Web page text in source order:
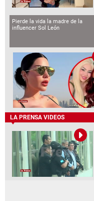
Pierde la vida la madre de la
influencer Sol León
LA PRENSA VIDEOS